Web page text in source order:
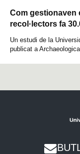
Com gestionaven
recol·lectors fa
Un estudi de la
publicat a